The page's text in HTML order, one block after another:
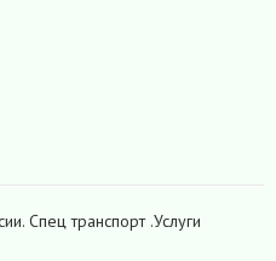
Спец транспорт .Услуги